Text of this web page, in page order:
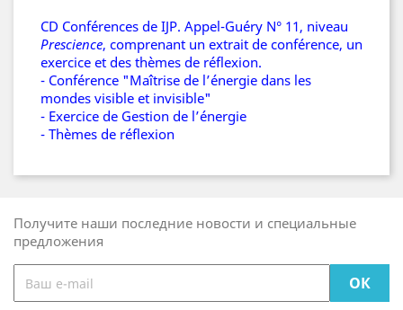
CD Conférences de IJP. Appel-Guéry N° 11, niveau
Prescience, comprenant un extrait de conférence, un
exercice et des thèmes de réflexion.
- Conférence "Maîtrise de l’énergie dans les
mondes visible et invisible"
- Exercice de Gestion de l’énergie
- Thèmes de réflexion
Получите наши последние новости и специальные
предложения